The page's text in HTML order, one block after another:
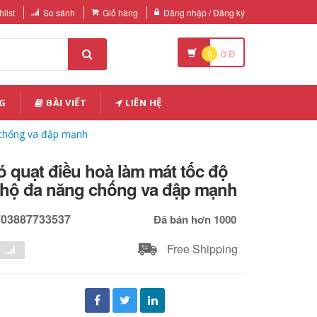
So sánh Giỏ hàng Đăng nhập / Đăng ký
0 0 Đ
BÀI VIẾT LIÊN HỆ
va đập mạnh
quạt điều hoà làm mát tốc độ
đa năng chống va đập mạnh
Đã bán hơn 1000
Free Shipping